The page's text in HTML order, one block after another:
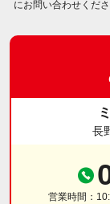
にお問い合わせくださ
長
営業時間：